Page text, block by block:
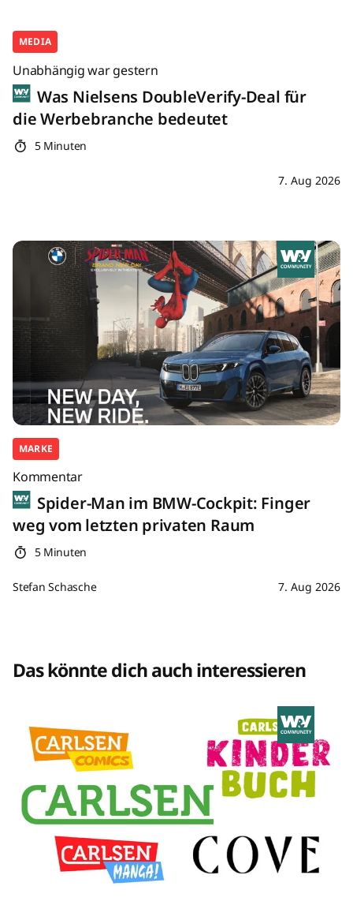
MEDIA
Unabhängig war gestern
Was Nielsens DoubleVerify-Deal für
die Werbebranche bedeutet
5 Minuten
7. Aug 2026
MARKE
Kommentar
Spider-Man im BMW-Cockpit: Finger
weg vom letzten privaten Raum
5 Minuten
Stefan Schasche 7. Aug 2026
Das könnte dich auch interessieren